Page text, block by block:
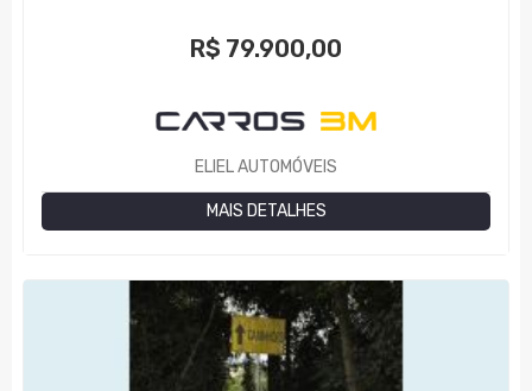
R$ 79.900,00
ELIEL AUTOMÓVEIS
MAIS DETALHES